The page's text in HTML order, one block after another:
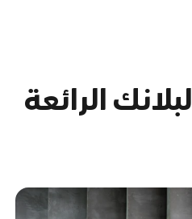
الرائعة